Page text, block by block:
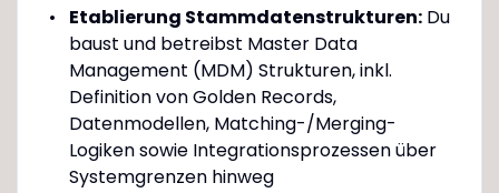
Etablierung Stammdatenstrukturen:Du
baust und betreibst Master Data
Management (MDM) Strukturen, inkl.
Definition von Golden Records,
Datenmodellen, Matching-/Merging-
Logiken sowie Integrationsprozessen über
Systemgrenzen hinweg